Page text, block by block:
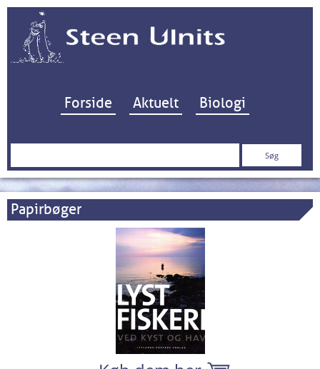
Hop til indhold
Forside Aktuelt Biologi
Søg
Papirbøger